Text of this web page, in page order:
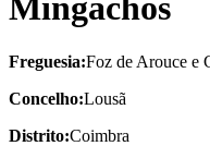
Mingachos
Freguesia:Foz de Arouce e
Concelho:Lousã
Distrito:Coimbra